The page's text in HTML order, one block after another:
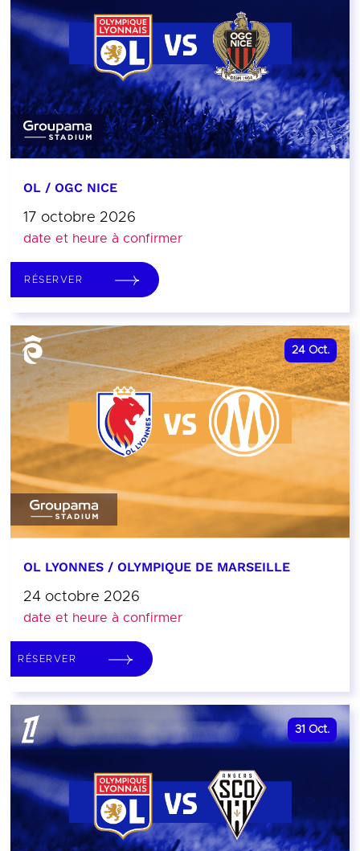
OL / OGC NICE
17 octobre 2026
date et heure à confirmer
RÉSERVER
24 Oct.
OL LYONNES / OLYMPIQUE DE MARSEILLE
24 octobre 2026
date et heure à confirmer
RÉSERVER
31 Oct.